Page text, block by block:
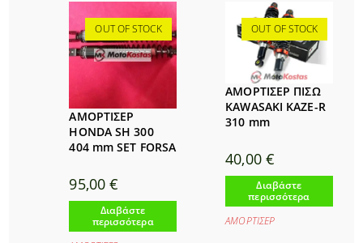
OUT OF STOCK
ΑΜΟΡΤΙΣΕΡ
HONDA SH 300
404 mm SET FORSA
95,00€
Διαβάστε
περισσότερα
OUT OF STOCK
ΑΜΟΡΤΙΣΕΡ ΠΙΣΩ
KAWASAKI KAZE-R
310 mm
40,00 €
Διαβάστε
περισσότερα
ΑΜΟΡΤΙΣΕΡ